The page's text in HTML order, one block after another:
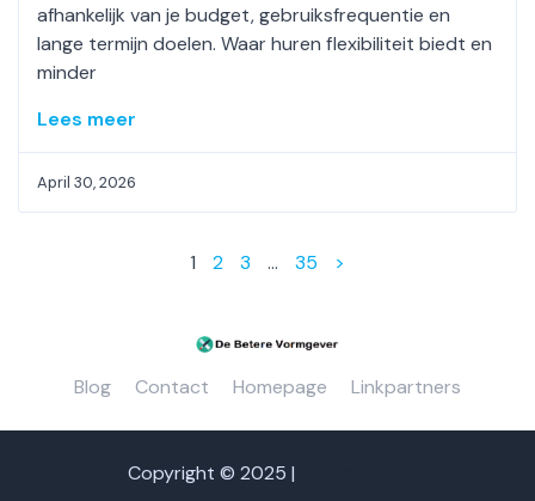
afhankelijk van je budget, gebruiksfrequentie en
lange termijn doelen. Waar huren flexibiliteit biedt en
minder
Lees meer
April 30, 2026
1 2 3 … 35 >
Blog Contact Homepage Linkpartners
Copyright © 2025 |